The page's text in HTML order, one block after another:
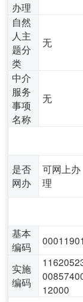
办理
自然
人主
题分
类
无
中介
服务
事项
名称
无
是否
网办
可网上办
理
基本
编码
实施
编码
12000